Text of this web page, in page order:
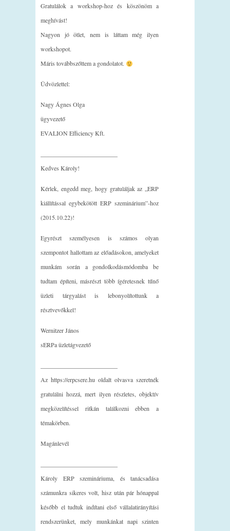
Gratulálok a workshop-hoz és köszönöm a
meghívást!
Nagyon jó ötlet, nem is láttam még ilyen
workshopot.
Máris továbbszőttem a gondolatot.
Üdvözlettel:
Nagy Ágnes Olga
ügyvezető
EVALION Efficiency Kft.
Kedves Károly!
Kérlek, engedd meg, hogy gratuláljak az „ERP
kiállítással egybekötött ERP szeminárium”-hoz
(2015.10.22)!
Egyrészt személyesen is számos olyan
szempontot hallottam az előadásokon, amelyeket
munkám során a gondolkodásmódomba be
tudtam építeni, másrészt több ígéretesnek tűnő
üzleti tárgyalást is lebonyolítottunk a
résztvevőkkel!
Wernitzer János
sERPa üzletágvezető
Az https://erpcsere.hu oldalt olvasva szeretnék
gratulálni hozzá, mert ilyen részletes, objektív
megközelítéssel ritkán találkozni ebben a
témakörben.
Magánlevél
Károly ERP szemináriuma, és tanácsadása
számunkra sikeres volt, hisz után pár hónappal
később el tudtuk indítani első vállalatirányítási
rendszerünket, mely munkánkat napi szinten